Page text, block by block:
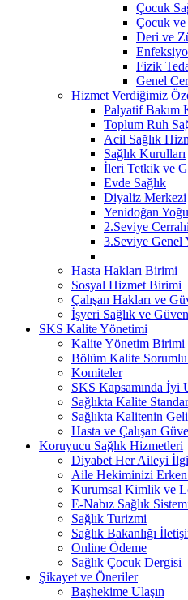
Çocuk
Çocuk ve
Deri ve
Fizik
Genel
Hizmet Verdiğimiz
Palyatif Bakım
Toplum Ruh
Acil Sağlık
Sağlık Kurulları
İleri Tetkik ve
Evde Sağlık
Diyaliz Merkezi
Yenidoğan
2.Seviye
3.Seviye Genel
Hasta Hakları Birimi
Sosyal Hizmet Birimi
Çalışan Hakları ve
İşyeri Sağlık ve
SKS Kalite Yönetimi
Kalite Yönetim Birimi
Bölüm Kalite
Komiteler
SKS Kapsamında İyi
Sağlıkta Kalite
Sağlıkta Kalitenin
Hasta ve Çalışan
Koruyucu Sağlık Hizmetleri
Diyabet Her Aileyi
Aile Hekiminizi Erken
Kurumsal Kimlik ve
E-Nabız Sağlık
Sağlık Turizmi
Sağlık Bakanlığı
Online Ödeme
Sağlık Çocuk Dergisi
Şikayet ve Öneriler
Başhekime Ulaşın